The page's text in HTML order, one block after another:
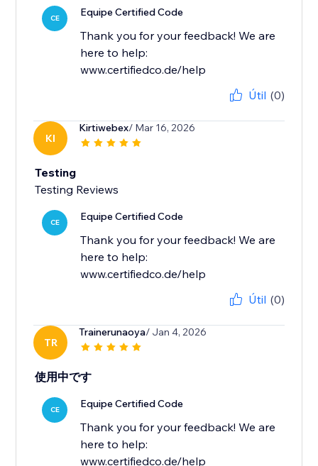
CE Equipe Certified Code
Thank you for your feedback! We are
here to help:
www.certifiedco.de/help
Útil (0)
KI
Kirtiwebex/ Mar 16, 2026
Testing
Testing Reviews
CE Equipe Certified Code
Thank you for your feedback! We are
here to help:
www.certifiedco.de/help
Útil (0)
TR
Trainerunaoya/ Jan 4, 2026
使用中です
CE Equipe Certified Code
Thank you for your feedback! We are
here to help:
www.certifiedco.de/help